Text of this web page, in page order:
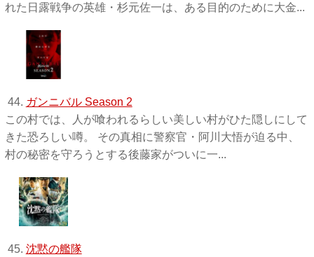
れた日露戦争の英雄・杉元佐一は、ある目的のために大金...
44. ガンニバル Season 2
この村では、人が喰われるらしい美しい村がひた隠しにして
きた恐ろしい噂。 その真相に警察官・阿川大悟が迫る中、
村の秘密を守ろうとする後藤家がついに一...
45. 沈黙の艦隊